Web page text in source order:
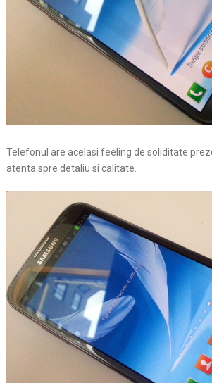
Telefonul are acelasi feeling de soliditate
atenta spre detaliu si calitate.